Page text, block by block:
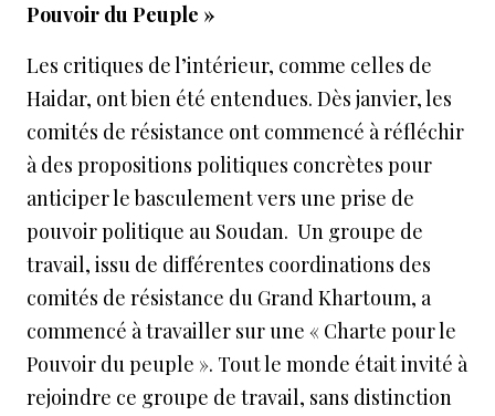
Pouvoir du Peuple »
Les critiques de l’intérieur, comme celles de
Haidar, ont bien été entendues. Dès janvier, les
comités de résistance ont commencé à réfléchir
à des propositions politiques concrètes pour
anticiper le basculement vers une prise de
pouvoir politique au Soudan. Un groupe de
travail, issu de différentes coordinations des
comités de résistance du Grand Khartoum, a
commencé à travailler sur une « Charte pour le
Pouvoir du peuple ». Tout le monde était invité à
rejoindre ce groupe de travail, sans distinction